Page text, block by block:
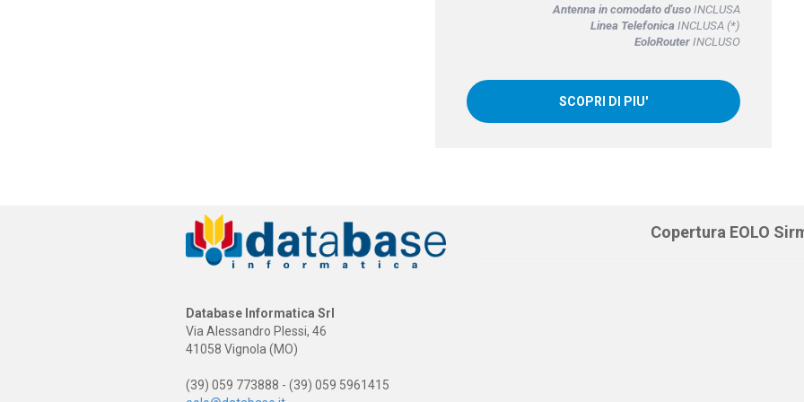
Antenna in comodato d'usoINCLUSA
Linea TelefonicaINCLUSA (*)
EoloRouterINCLUSO
SCOPRI DI PIU'
Database Informatica Srl
Via Alessandro Plessi, 46
41058 Vignola (MO)
(39) 059 773888 - (39) 059 5961415
Copertura EOLO